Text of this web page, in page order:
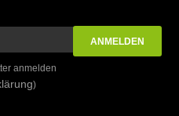
anmelden
)